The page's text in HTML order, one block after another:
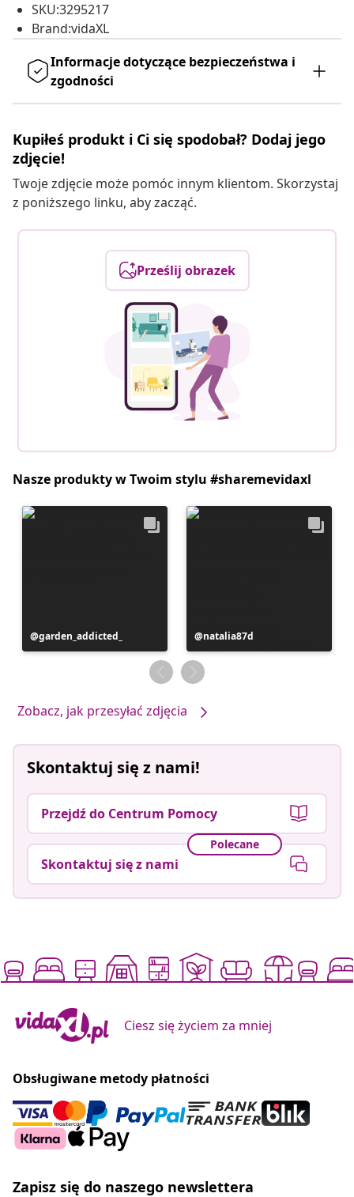
SKU:3295217
Brand:vidaXL
Informacje dotyczące bezpieczeństwa i
zgodności
Kupiłeś produkt i Ci się spodobał? Dodaj jego
zdjęcie!
Twoje zdjęcie może pomóc innym klientom. Skorzystaj
z poniższego linku, aby zacząć.
Prześlij obrazek
Nasze produkty w Twoim stylu #sharemevidaxl
Post
opublikowany
garden_addicted_
Post
opublikowany
przez
natalia87d
Zobacz, jak przesyłać zdjęcia
Skontaktuj się z nami!
Przejdź do Centrum Pomocy
Polecane
Skontaktuj się z nami
Ciesz się życiem za mniej
Obsługiwane metody płatności
Zapisz się do naszego newslettera